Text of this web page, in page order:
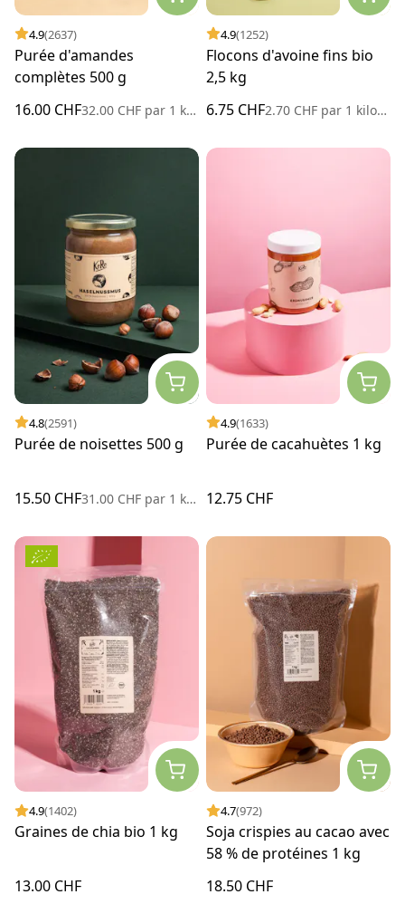
4.9(2637)
Purée d'amandes
complètes 500 g
16.00 CHF32.00 CHF par 1 kilogramme
4.9(1252)
Flocons d'avoine fins bio
2,5 kg
6.75 CHF2.70 CHF par 1 kilogramme
4.8(2591)
Purée de noisettes 500 g
15.50 CHF31.00 CHF par 1 kilogramme
4.9(1633)
Purée de cacahuètes 1 kg
12.75 CHF
4.9(1402)
Graines de chia bio 1 kg
13.00 CHF
4.7(972)
Soja crispies au cacao avec
58 % de protéines 1 kg
18.50 CHF